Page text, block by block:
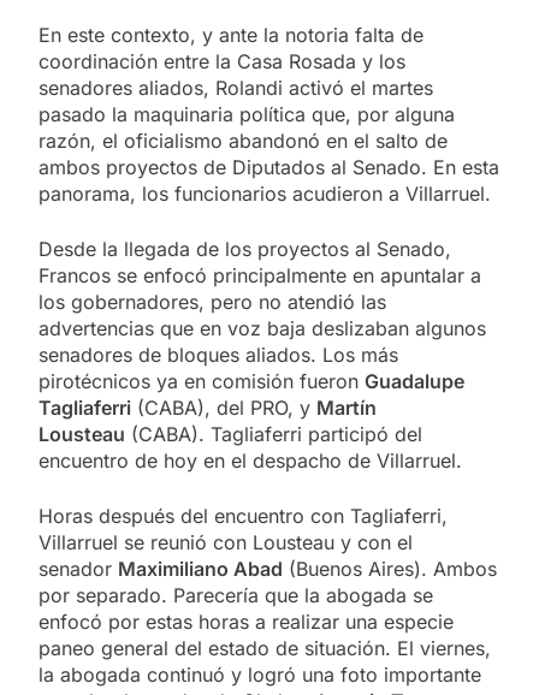
En este contexto, y ante la notoria falta de
coordinación entre la Casa Rosada y los
senadores aliados, Rolandi activó el martes
pasado la maquinaria política que, por alguna
razón, el oficialismo abandonó en el salto de
ambos proyectos de Diputados al Senado. En esta
panorama, los funcionarios acudieron a Villarruel.
Desde la llegada de los proyectos al Senado,
Francos se enfocó principalmente en apuntalar a
los gobernadores, pero no atendió las
advertencias que en voz baja deslizaban algunos
senadores de bloques aliados. Los más
pirotécnicos ya en comisión fueron Guadalupe
Tagliaferri (CABA), del PRO, y Martín
Lousteau (CABA). Tagliaferri participó del
encuentro de hoy en el despacho de Villarruel.
Horas después del encuentro con Tagliaferri,
Villarruel se reunió con Lousteau y con el
senador Maximiliano Abad (Buenos Aires). Ambos
por separado. Parecería que la abogada se
enfocó por estas horas a realizar una especie
paneo general del estado de situación. El viernes,
la abogada continuó y logró una foto importante